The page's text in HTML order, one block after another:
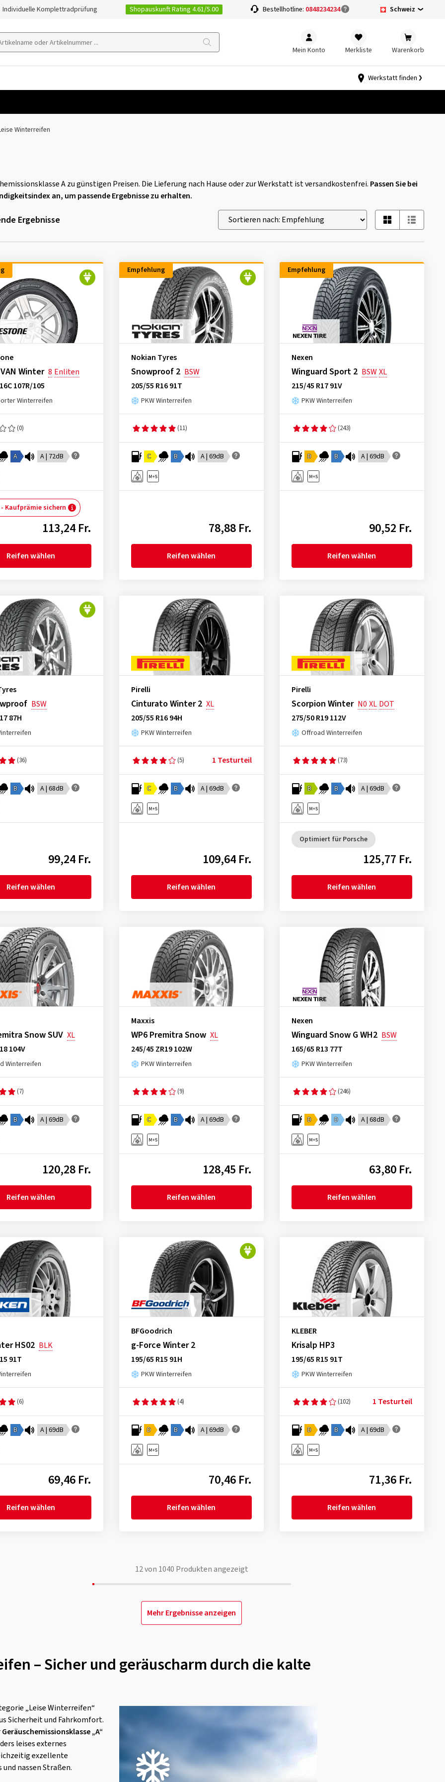
Individuelle Komplettradprüfung Shopauskunft Rating 4.61/5.00 Bestellhotline: 0848234234 Schweiz
Mein Konto Merkliste Warenkorb
Werkstatt finden
Winterreifen
A zu günstigen Preisen. Die Lieferung nach Hause oder zur Werkstatt ist versandkostenfrei. Passen Sie bei
an, um passende Ergebnisse zu erhalten.
Ergebnisse
Winter 8 Enliten
107R/105
Winterreifen
(0)
A A | 72dB
Kaufprämie sichern
113,24 Fr.
Reifen wählen
Empfehlung
Nokian Tyres
Snowproof 2 BSW
205/55 R16 91T
PKW Winterreifen
(11)
C B A | 69dB
78,88 Fr.
Reifen wählen
Empfehlung
Nexen
Winguard Sport 2 BSWXL
215/45 R17 91V
PKW Winterreifen
(243)
D B A | 69dB
90,52 Fr.
Reifen wählen
BSW
87H
(36)
B A | 68dB
99,24 Fr.
Reifen wählen
Pirelli
Cinturato Winter 2 XL
205/55 R16 94H
PKW Winterreifen
(5) 1 Testurteil
C B A | 69dB
109,64 Fr.
Reifen wählen
Pirelli
Scorpion Winter N0 XL DOT
275/50 R19 112V
Offroad Winterreifen
(73)
B B A | 69dB
Optimiert für Porsche
125,77 Fr.
Reifen wählen
Snow SUV XL
104V
Winterreifen
(7)
B A | 69dB
120,28 Fr.
Reifen wählen
Maxxis
WP6 Premitra Snow XL
245/45 ZR19 102W
PKW Winterreifen
(9)
C B A | 69dB
128,45 Fr.
Reifen wählen
Nexen
Winguard Snow G WH2 BSW
165/65 R13 77T
PKW Winterreifen
(246)
D D A | 68dB
63,80 Fr.
Reifen wählen
HS02 BLK
91T
(6)
B A | 69dB
69,46 Fr.
Reifen wählen
BFGoodrich
g-Force Winter 2
195/65 R15 91H
PKW Winterreifen
(4)
D B A | 69dB
70,46 Fr.
Reifen wählen
KLEBER
Krisalp HP3
195/65 R15 91T
PKW Winterreifen
(102) 1 Testurteil
D B A | 69dB
71,36 Fr.
Reifen wählen
12von 1040 Produkten angezeigt
Mehr Ergebnisse anzeigen
– Sicher und geräuscharm durch die kalte
„Leise Winterreifen“
Sicherheit und Fahrkomfort.
Geräuschemissionsklasse „A“
leises externes
exzellente
und nassen Straßen.